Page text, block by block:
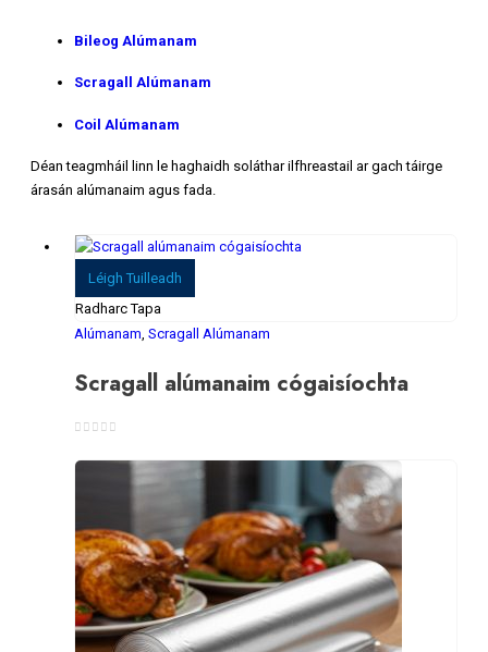
Bileog Alúmanam
Scragall Alúmanam
Coil Alúmanam
Déan teagmháil linn le haghaidh soláthar ilfhreastail ar gach táirge
árasán alúmanaim agus fada.
Léigh Tuilleadh
Radharc Tapa
Alúmanam, Scragall Alúmanam
Scragall alúmanaim cógaisíochta